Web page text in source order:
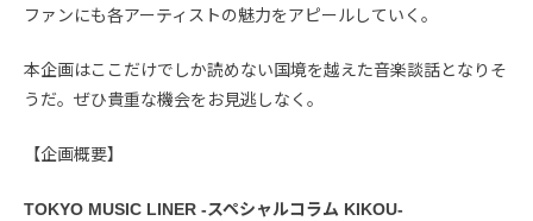
ファンにも各アーティストの魅力をアピールしていく。
本企画はここだけでしか読めない国境を越えた音楽談話となりそ
うだ。ぜひ貴重な機会をお見逃しなく。
【企画概要】
TOKYO MUSIC LINER -スペシャルコラム KIKOU-